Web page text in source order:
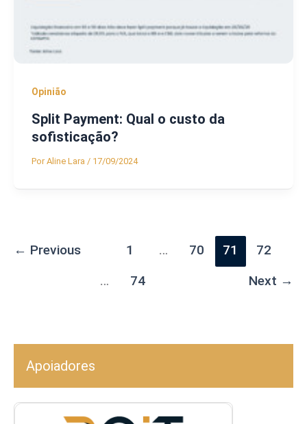
Opinião
Split Payment: Qual o custo da
sofisticação?
PorAline Lara / 17/09/2024
← Previous 1 … 70 71
72
…
74 Next →
Apoiadores